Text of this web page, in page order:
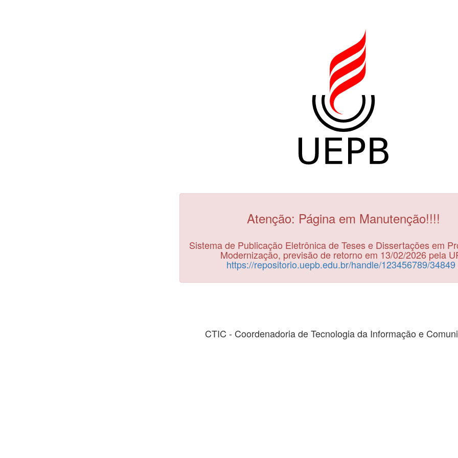
Atenção: Página em Manutenção!!!!
Sistema de Publicação Eletrônica de Teses e Dissertações em
Modernização, previsão de retorno em 13/02/2026 pela
https://repositorio.uepb.edu.br/handle/123456789/34849
CTIC - Coordenadoria de Tecnologia da Informação e